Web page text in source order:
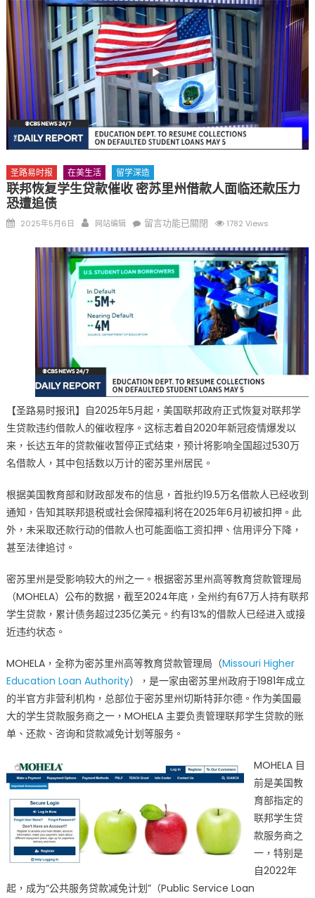
三十二载跨越时空的相逢
执掌密苏里植物园近四十年 致力推动全球植物多样性研究与中美
合作 Peter Raven 博士逝世 享年89岁
一晃三十年，初夏又相逢。中华日，等你来赴约 —— 密苏里植物
园“中华日三十周年特别报道（五）
筝声与琴韵交汇：刘励(Li Statler)与钢琴家Darek演绎一场古筝
与钢琴的精彩对话
圣路易时报 在美生活 留学深造
联邦恢复学生贷款催收 密苏里州借款人面临还款压力
恐遭追债
Posted
2025年5月6日 Author
网站编辑
在
邦
恢
贷
收
密
苏
里
州
借
人
面
临
压
力
恐
债〉
中
留言功能已關閉 1782 Views
【圣路易时报讯】自2025年5月起，美国联邦政府正式恢复对联邦学
生贷款违约借款人的催收程序。这标志着自2020年新冠疫情爆发以
来，长达五年的贷款催收暂停正式结束，预计将影响全国超过530万
名借款人，其中包括数以万计的密苏里州居民。
根据美国教育部和财政部发布的信息，首批约19.5万名借款人已经收到
通知，告知其联邦退税或社会保障福利将在2025年6月初被扣押。此
外，未采取还款行动的借款人也可能面临工资扣押、信用评分下降，
甚至法律追讨。
密苏里州是受影响较大的州之一。根据密苏里州高等教育贷款管理局
（MOHELA）公布的数据，截至2024年底，全州约有67万人持有联邦
学生贷款，累计债务超过235亿美元。约有13%的借款人已经进入或接
近违约状态。
MOHELA，全称为密苏里州高等教育贷款管理局（Missouri Higher
Education Loan Authority），是一家由密苏里州政府于1981年成立
的半官方非营利机构，总部位于密苏里州切斯特菲尔德。作为美国最
大的学生贷款服务商之一，MOHELA 主要负责管理联邦学生贷款的账
单、还款、咨询和贷款减免计划等服务。
MOHELA 目
前是美国教
育部指定的
联邦学生贷
款服务商之
一，特别是
自2022年
起，成为“公共服务贷款减免计划”（Public Service Loan